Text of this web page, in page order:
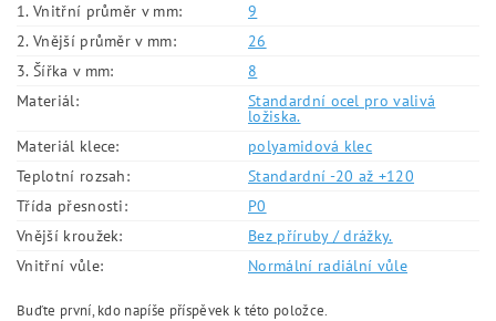
1. Vnitřní průměr v mm:
9
2. Vnější průměr v mm:
26
3. Šířka v mm:
8
Materiál:
Standardní ocel pro valivá
ložiska.
Materiál klece:
polyamidová klec
Teplotní rozsah:
Standardní -20 až +120
Třída přesnosti:
P0
Vnější kroužek:
Bez příruby / drážky.
Vnitřní vůle:
Normální radiální vůle
Buďte první, kdo napíše příspěvek k této položce.